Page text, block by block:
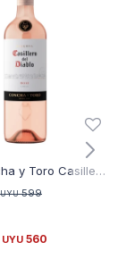
Vino Concha y Toro Casillero del Diablo Rose Decorada
UYU 599
UYU 560